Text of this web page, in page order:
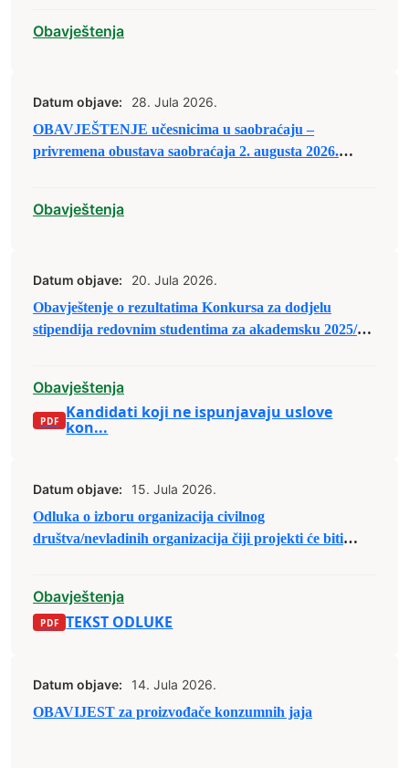
Obavještenja
Datum objave:
28. Jula 2026.
OBAVJEŠTENJE učesnicima u saobraćaju –
privremena obustava saobraćaja 2. augusta 2026.
Obavještenja
Datum objave:
20. Jula 2026.
Obavještenje o rezultatima Konkursa za dodjelu
stipendija redovnim studentima za akademsku 2025/26.
Obavještenja
Kandidati koji ne ispunjavaju uslove
kon...
Datum objave:
15. Jula 2026.
Odluka o izboru organizacija civilnog
društva/nevladinih organizacija čiji projekti će biti
područja Grada Zenica za predaju prijedloga
projekata u sklopu raspodjele budžetskih sredstava za
Obavještenja
TEKST ODLUKE
Datum objave:
14. Jula 2026.
OBAVIJEST za proizvođače konzumnih jaja